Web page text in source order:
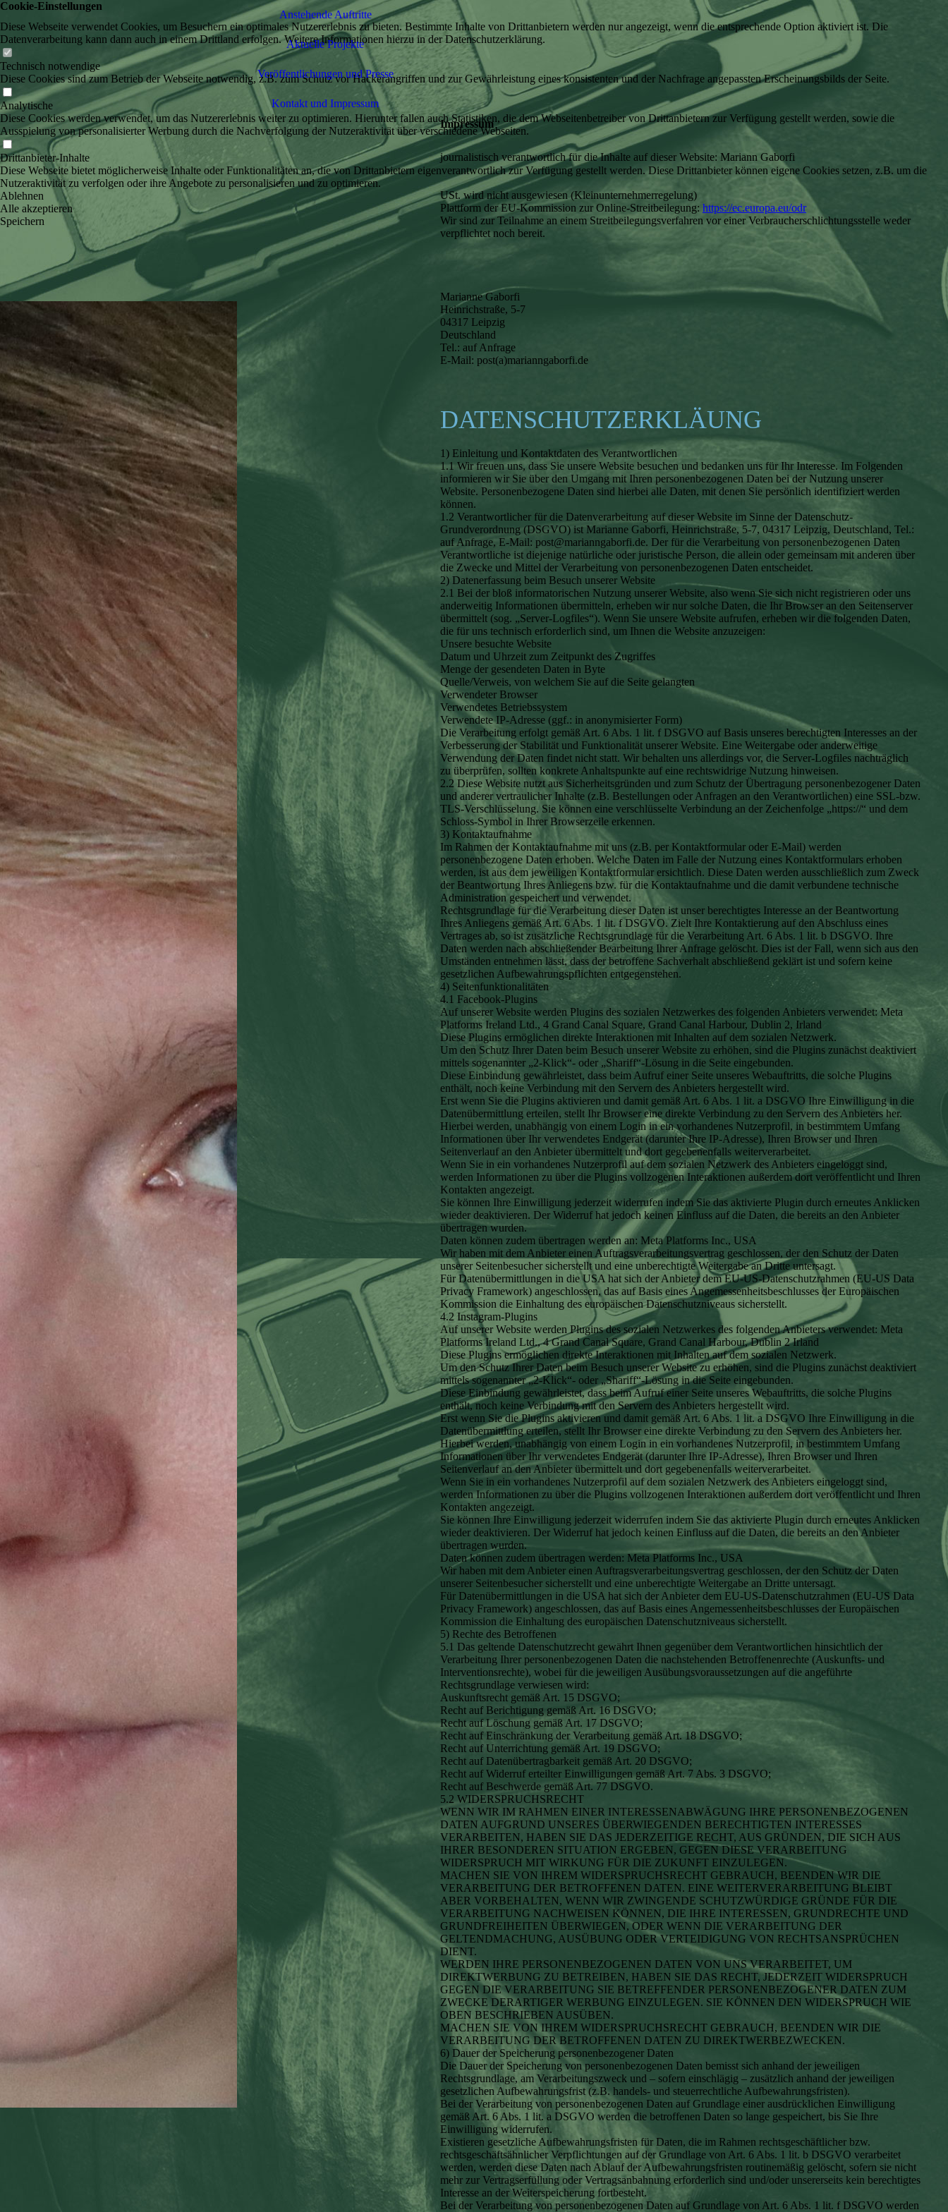
Anstehende Auftritte
Aktuelle Projekte
Veröffentlichungen und Presse
Kontakt und Impressum
Impressum
journalistisch verantwortlich für die Inhalte auf dieser Website: Mariann Gaborfi
USt. wird nicht ausgewiesen (Kleinunternehmerregelung)
Plattform der EU-Kommission zur Online-Streitbeilegung: https://ec.europa.eu/odr
Wir sind zur Teilnahme an einem Streitbeilegungsverfahren vor einer Verbraucherschlichtungsstelle weder
verpflichtet noch bereit.
Marianne Gaborfi
Heinrichstraße, 5-7
04317 Leipzig
Deutschland
Tel.: auf Anfrage
E-Mail: post(a)marianngaborfi.de
DATENSCHUTZERKLÄUNG
1) Einleitung und Kontaktdaten des Verantwortlichen
1.1 Wir freuen uns, dass Sie unsere Website besuchen und bedanken uns für Ihr Interesse. Im Folgenden
informieren wir Sie über den Umgang mit Ihren personenbezogenen Daten bei der Nutzung unserer
Website. Personenbezogene Daten sind hierbei alle Daten, mit denen Sie persönlich identifiziert werden
können.
1.2 Verantwortlicher für die Datenverarbeitung auf dieser Website im Sinne der Datenschutz-
Grundverordnung (DSGVO) ist Marianne Gaborfi, Heinrichstraße, 5-7, 04317 Leipzig, Deutschland, Tel.:
auf Anfrage, E-Mail: post@marianngaborfi.de. Der für die Verarbeitung von personenbezogenen Daten
Verantwortliche ist diejenige natürliche oder juristische Person, die allein oder gemeinsam mit anderen über
die Zwecke und Mittel der Verarbeitung von personenbezogenen Daten entscheidet.
2) Datenerfassung beim Besuch unserer Website
2.1 Bei der bloß informatorischen Nutzung unserer Website, also wenn Sie sich nicht registrieren oder uns
anderweitig Informationen übermitteln, erheben wir nur solche Daten, die Ihr Browser an den Seitenserver
übermittelt (sog. „Server-Logfiles“). Wenn Sie unsere Website aufrufen, erheben wir die folgenden Daten,
die für uns technisch erforderlich sind, um Ihnen die Website anzuzeigen:
Unsere besuchte Website
Datum und Uhrzeit zum Zeitpunkt des Zugriffes
Menge der gesendeten Daten in Byte
Quelle/Verweis, von welchem Sie auf die Seite gelangten
Verwendeter Browser
Verwendetes Betriebssystem
Verwendete IP-Adresse (ggf.: in anonymisierter Form)
Die Verarbeitung erfolgt gemäß Art. 6 Abs. 1 lit. f DSGVO auf Basis unseres berechtigten Interesses an der
Verbesserung der Stabilität und Funktionalität unserer Website. Eine Weitergabe oder anderweitige
Verwendung der Daten findet nicht statt. Wir behalten uns allerdings vor, die Server-Logfiles nachträglich
zu überprüfen, sollten konkrete Anhaltspunkte auf eine rechtswidrige Nutzung hinweisen.
2.2 Diese Website nutzt aus Sicherheitsgründen und zum Schutz der Übertragung personenbezogener Daten
und anderer vertraulicher Inhalte (z.B. Bestellungen oder Anfragen an den Verantwortlichen) eine SSL-bzw.
TLS-Verschlüsselung. Sie können eine verschlüsselte Verbindung an der Zeichenfolge „https://“ und dem
Schloss-Symbol in Ihrer Browserzeile erkennen.
3) Kontaktaufnahme
Im Rahmen der Kontaktaufnahme mit uns (z.B. per Kontaktformular oder E-Mail) werden
personenbezogene Daten erhoben. Welche Daten im Falle der Nutzung eines Kontaktformulars erhoben
werden, ist aus dem jeweiligen Kontaktformular ersichtlich. Diese Daten werden ausschließlich zum Zweck
der Beantwortung Ihres Anliegens bzw. für die Kontaktaufnahme und die damit verbundene technische
Administration gespeichert und verwendet.
Rechtsgrundlage für die Verarbeitung dieser Daten ist unser berechtigtes Interesse an der Beantwortung
Ihres Anliegens gemäß Art. 6 Abs. 1 lit. f DSGVO. Zielt Ihre Kontaktierung auf den Abschluss eines
Vertrages ab, so ist zusätzliche Rechtsgrundlage für die Verarbeitung Art. 6 Abs. 1 lit. b DSGVO. Ihre
Daten werden nach abschließender Bearbeitung Ihrer Anfrage gelöscht. Dies ist der Fall, wenn sich aus den
Umständen entnehmen lässt, dass der betroffene Sachverhalt abschließend geklärt ist und sofern keine
gesetzlichen Aufbewahrungspflichten entgegenstehen.
4) Seitenfunktionalitäten
4.1 Facebook-Plugins
Auf unserer Website werden Plugins des sozialen Netzwerkes des folgenden Anbieters verwendet: Meta
Platforms Ireland Ltd., 4 Grand Canal Square, Grand Canal Harbour, Dublin 2, Irland
Diese Plugins ermöglichen direkte Interaktionen mit Inhalten auf dem sozialen Netzwerk.
Um den Schutz Ihrer Daten beim Besuch unserer Website zu erhöhen, sind die Plugins zunächst deaktiviert
mittels sogenannter „2-Klick“- oder „Shariff“-Lösung in die Seite eingebunden.
Diese Einbindung gewährleistet, dass beim Aufruf einer Seite unseres Webauftritts, die solche Plugins
enthält, noch keine Verbindung mit den Servern des Anbieters hergestellt wird.
Erst wenn Sie die Plugins aktivieren und damit gemäß Art. 6 Abs. 1 lit. a DSGVO Ihre Einwilligung in die
Datenübermittlung erteilen, stellt Ihr Browser eine direkte Verbindung zu den Servern des Anbieters her.
Hierbei werden, unabhängig von einem Login in ein vorhandenes Nutzerprofil, in bestimmtem Umfang
Informationen über Ihr verwendetes Endgerät (darunter Ihre IP-Adresse), Ihren Browser und Ihren
Seitenverlauf an den Anbieter übermittelt und dort gegebenenfalls weiterverarbeitet.
Wenn Sie in ein vorhandenes Nutzerprofil auf dem sozialen Netzwerk des Anbieters eingeloggt sind,
werden Informationen zu über die Plugins vollzogenen Interaktionen außerdem dort veröffentlicht und Ihren
Kontakten angezeigt.
Sie können Ihre Einwilligung jederzeit widerrufen indem Sie das aktivierte Plugin durch erneutes Anklicken
wieder deaktivieren. Der Widerruf hat jedoch keinen Einfluss auf die Daten, die bereits an den Anbieter
übertragen wurden.
Daten können zudem übertragen werden an: Meta Platforms Inc., USA
Wir haben mit dem Anbieter einen Auftragsverarbeitungsvertrag geschlossen, der den Schutz der Daten
unserer Seitenbesucher sicherstellt und eine unberechtigte Weitergabe an Dritte untersagt.
Für Datenübermittlungen in die USA hat sich der Anbieter dem EU-US-Datenschutzrahmen (EU-US Data
Privacy Framework) angeschlossen, das auf Basis eines Angemessenheitsbeschlusses der Europäischen
Kommission die Einhaltung des europäischen Datenschutzniveaus sicherstellt.
4.2 Instagram-Plugins
Auf unserer Website werden Plugins des sozialen Netzwerkes des folgenden Anbieters verwendet: Meta
Platforms Ireland Ltd., 4 Grand Canal Square, Grand Canal Harbour, Dublin 2 Irland
Diese Plugins ermöglichen direkte Interaktionen mit Inhalten auf dem sozialen Netzwerk.
Um den Schutz Ihrer Daten beim Besuch unserer Website zu erhöhen, sind die Plugins zunächst deaktiviert
mittels sogenannter „2-Klick“- oder „Shariff“-Lösung in die Seite eingebunden.
Diese Einbindung gewährleistet, dass beim Aufruf einer Seite unseres Webauftritts, die solche Plugins
enthält, noch keine Verbindung mit den Servern des Anbieters hergestellt wird.
Erst wenn Sie die Plugins aktivieren und damit gemäß Art. 6 Abs. 1 lit. a DSGVO Ihre Einwilligung in die
Datenübermittlung erteilen, stellt Ihr Browser eine direkte Verbindung zu den Servern des Anbieters her.
Hierbei werden, unabhängig von einem Login in ein vorhandenes Nutzerprofil, in bestimmtem Umfang
Informationen über Ihr verwendetes Endgerät (darunter Ihre IP-Adresse), Ihren Browser und Ihren
Seitenverlauf an den Anbieter übermittelt und dort gegebenenfalls weiterverarbeitet.
Wenn Sie in ein vorhandenes Nutzerprofil auf dem sozialen Netzwerk des Anbieters eingeloggt sind,
werden Informationen zu über die Plugins vollzogenen Interaktionen außerdem dort veröffentlicht und Ihren
Kontakten angezeigt.
Sie können Ihre Einwilligung jederzeit widerrufen indem Sie das aktivierte Plugin durch erneutes Anklicken
wieder deaktivieren. Der Widerruf hat jedoch keinen Einfluss auf die Daten, die bereits an den Anbieter
übertragen wurden.
Daten können zudem übertragen werden: Meta Platforms Inc., USA
Wir haben mit dem Anbieter einen Auftragsverarbeitungsvertrag geschlossen, der den Schutz der Daten
unserer Seitenbesucher sicherstellt und eine unberechtigte Weitergabe an Dritte untersagt.
Für Datenübermittlungen in die USA hat sich der Anbieter dem EU-US-Datenschutzrahmen (EU-US Data
Privacy Framework) angeschlossen, das auf Basis eines Angemessenheitsbeschlusses der Europäischen
Kommission die Einhaltung des europäischen Datenschutzniveaus sicherstellt.
5) Rechte des Betroffenen
5.1 Das geltende Datenschutzrecht gewährt Ihnen gegenüber dem Verantwortlichen hinsichtlich der
Verarbeitung Ihrer personenbezogenen Daten die nachstehenden Betroffenenrechte (Auskunfts- und
Interventionsrechte), wobei für die jeweiligen Ausübungsvoraussetzungen auf die angeführte
Rechtsgrundlage verwiesen wird:
Auskunftsrecht gemäß Art. 15 DSGVO;
Recht auf Berichtigung gemäß Art. 16 DSGVO;
Recht auf Löschung gemäß Art. 17 DSGVO;
Recht auf Einschränkung der Verarbeitung gemäß Art. 18 DSGVO;
Recht auf Unterrichtung gemäß Art. 19 DSGVO;
Recht auf Datenübertragbarkeit gemäß Art. 20 DSGVO;
Recht auf Widerruf erteilter Einwilligungen gemäß Art. 7 Abs. 3 DSGVO;
Recht auf Beschwerde gemäß Art. 77 DSGVO.
5.2 WIDERSPRUCHSRECHT
WENN WIR IM RAHMEN EINER INTERESSENABWÄGUNG IHRE PERSONENBEZOGENEN
DATEN AUFGRUND UNSERES ÜBERWIEGENDEN BERECHTIGTEN INTERESSES
VERARBEITEN, HABEN SIE DAS JEDERZEITIGE RECHT, AUS GRÜNDEN, DIE SICH AUS
IHRER BESONDEREN SITUATION ERGEBEN, GEGEN DIESE VERARBEITUNG
WIDERSPRUCH MIT WIRKUNG FÜR DIE ZUKUNFT EINZULEGEN.
MACHEN SIE VON IHREM WIDERSPRUCHSRECHT GEBRAUCH, BEENDEN WIR DIE
VERARBEITUNG DER BETROFFENEN DATEN. EINE WEITERVERARBEITUNG BLEIBT
ABER VORBEHALTEN, WENN WIR ZWINGENDE SCHUTZWÜRDIGE GRÜNDE FÜR DIE
VERARBEITUNG NACHWEISEN KÖNNEN, DIE IHRE INTERESSEN, GRUNDRECHTE UND
GRUNDFREIHEITEN ÜBERWIEGEN, ODER WENN DIE VERARBEITUNG DER
GELTENDMACHUNG, AUSÜBUNG ODER VERTEIDIGUNG VON RECHTSANSPRÜCHEN
DIENT.
WERDEN IHRE PERSONENBEZOGENEN DATEN VON UNS VERARBEITET, UM
DIREKTWERBUNG ZU BETREIBEN, HABEN SIE DAS RECHT, JEDERZEIT WIDERSPRUCH
GEGEN DIE VERARBEITUNG SIE BETREFFENDER PERSONENBEZOGENER DATEN ZUM
ZWECKE DERARTIGER WERBUNG EINZULEGEN. SIE KÖNNEN DEN WIDERSPRUCH WIE
OBEN BESCHRIEBEN AUSÜBEN.
MACHEN SIE VON IHREM WIDERSPRUCHSRECHT GEBRAUCH, BEENDEN WIR DIE
VERARBEITUNG DER BETROFFENEN DATEN ZU DIREKTWERBEZWECKEN.
6) Dauer der Speicherung personenbezogener Daten
Die Dauer der Speicherung von personenbezogenen Daten bemisst sich anhand der jeweiligen
Rechtsgrundlage, am Verarbeitungszweck und – sofern einschlägig – zusätzlich anhand der jeweiligen
gesetzlichen Aufbewahrungsfrist (z.B. handels- und steuerrechtliche Aufbewahrungsfristen).
Bei der Verarbeitung von personenbezogenen Daten auf Grundlage einer ausdrücklichen Einwilligung
gemäß Art. 6 Abs. 1 lit. a DSGVO werden die betroffenen Daten so lange gespeichert, bis Sie Ihre
Einwilligung widerrufen.
Existieren gesetzliche Aufbewahrungsfristen für Daten, die im Rahmen rechtsgeschäftlicher bzw.
rechtsgeschäftsähnlicher Verpflichtungen auf der Grundlage von Art. 6 Abs. 1 lit. b DSGVO verarbeitet
werden, werden diese Daten nach Ablauf der Aufbewahrungsfristen routinemäßig gelöscht, sofern sie nicht
mehr zur Vertragserfüllung oder Vertragsanbahnung erforderlich sind und/oder unsererseits kein berechtigtes
Interesse an der Weiterspeicherung fortbesteht.
Bei der Verarbeitung von personenbezogenen Daten auf Grundlage von Art. 6 Abs. 1 lit. f DSGVO werden
Cookie-Einstellungen
Diese Webseite verwendet Cookies, um Besuchern ein optimales Nutzererlebnis zu bieten. Bestimmte Inhalte von Drittanbietern werden nur angezeigt, wenn die entsprechende Option aktiviert ist. Die
Datenverarbeitung kann dann auch in einem Drittland erfolgen. Weitere Informationen hierzu in der Datenschutzerklärung.
Technisch notwendige
Diese Cookies sind zum Betrieb der Webseite notwendig, z.B. zum Schutz vor Hackerangriffen und zur Gewährleistung eines konsistenten und der Nachfrage angepassten Erscheinungsbilds der Seite.
Analytische
Diese Cookies werden verwendet, um das Nutzererlebnis weiter zu optimieren. Hierunter fallen auch Statistiken, die dem Webseitenbetreiber von Drittanbietern zur Verfügung gestellt werden, sowie die
Ausspielung von personalisierter Werbung durch die Nachverfolgung der Nutzeraktivität über verschiedene Webseiten.
Drittanbieter-Inhalte
Diese Webseite bietet möglicherweise Inhalte oder Funktionalitäten an, die von Drittanbietern eigenverantwortlich zur Verfügung gestellt werden. Diese Drittanbieter können eigene Cookies setzen, z.B. um die
Nutzeraktivität zu verfolgen oder ihre Angebote zu personalisieren und zu optimieren.
Ablehnen
Alle akzeptieren
Speichern